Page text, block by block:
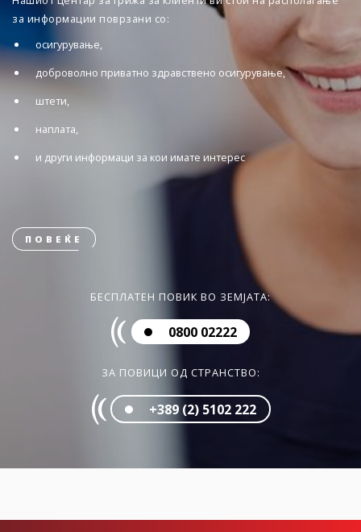
за информации поврзани со:
осигурување,
доброволно приватно здравствено осигурување,
штети,
наплата,
и други информаци за кои имате интерес
ПОВЕЌЕ
БЕСПЛАТЕН ПОВИК ВО ЗЕМЈАТА:
0800 02222
ЗА ПОВИЦИ ОД СТРАНСТВО:
+389 (2) 5102 222